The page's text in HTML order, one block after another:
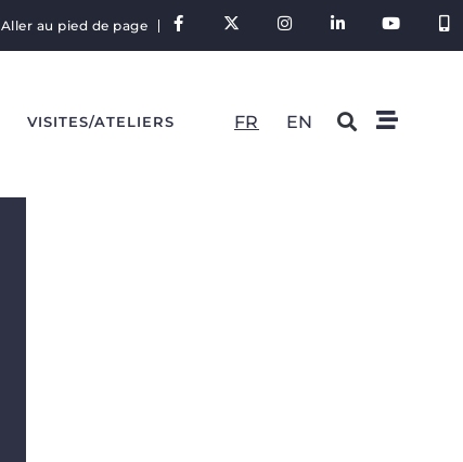
Aller au pied de page
VISITES/ATELIERS FR EN